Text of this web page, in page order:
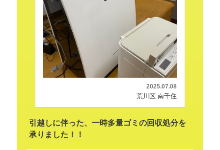
2025.07.08
荒川区 南千住
引越しに伴った、一時多量ゴミの回収処分を
承りました！！